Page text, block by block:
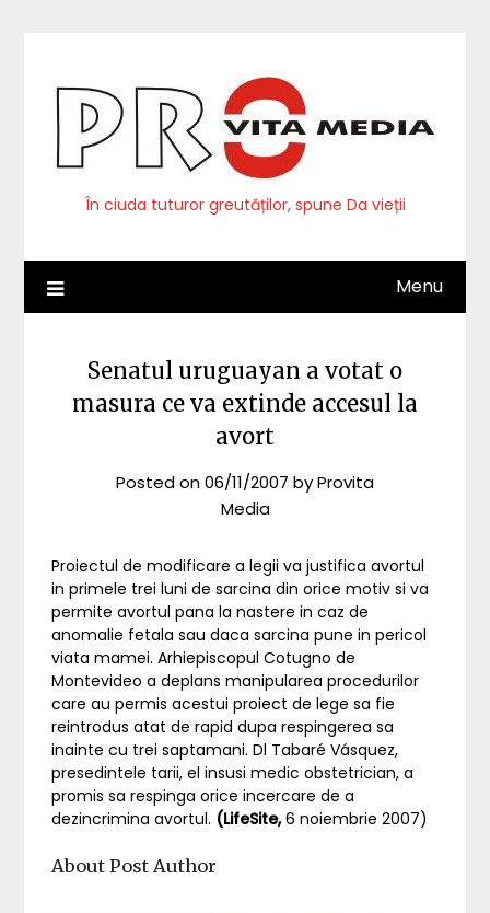
În ciuda tuturor greutăților, spune Da vieții
Menu
Senatul uruguayan a votat o
masura ce va extinde accesul la
avort
Posted on06/11/2007 byProvita
Media
Proiectul de modificare a legii va justifica avortul
in primele trei luni de sarcina din orice motiv si va
permite avortul pana la nastere in caz de
anomalie fetala sau daca sarcina pune in pericol
viata mamei. Arhiepiscopul Cotugno de
Montevideo a deplans manipularea procedurilor
care au permis acestui proiect de lege sa fie
reintrodus atat de rapid dupa respingerea sa
inainte cu trei saptamani. Dl Tabaré Vásquez,
presedintele tarii, el insusi medic obstetrician, a
promis sa respinga orice incercare de a
dezincrimina avortul. (LifeSite,6 noiembrie 2007)
About Post Author